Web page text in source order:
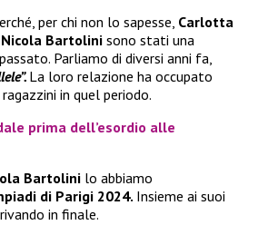
per chi non lo sapesse, Carlotta
Nicola Bartolini sono stati una
Parliamo di diversi anni fa,
La loro relazione ha occupato
in quel periodo.
prima dell’esordio alle
Bartolini lo abbiamo
di Parigi 2024. Insieme ai suoi
in finale.